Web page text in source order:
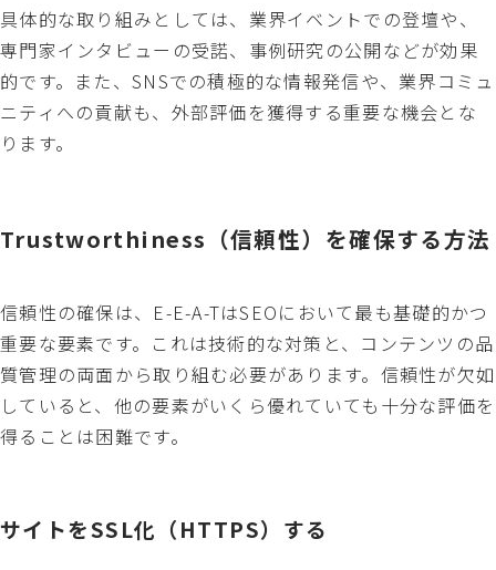
具体的な取り組みとしては、業界イベントでの登壇や、
専門家インタビューの受諾、事例研究の公開などが効果
的です。また、SNSでの積極的な情報発信や、業界コミュ
ニティへの貢献も、外部評価を獲得する重要な機会とな
ります。
Trustworthiness（信頼性）を確保する方法
信頼性の確保は、E-E-A-TはSEOにおいて最も基礎的かつ
重要な要素です。これは技術的な対策と、コンテンツの品
質管理の両面から取り組む必要があります。信頼性が欠如
していると、他の要素がいくら優れていても十分な評価を
得ることは困難です。
サイトをSSL化（HTTPS）する